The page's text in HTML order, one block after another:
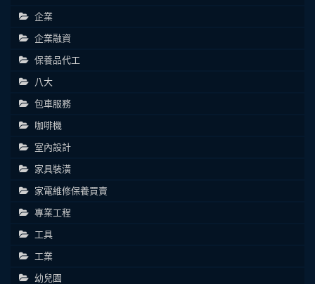
企業
企業融資
保養品代工
八大
包車服務
咖啡機
室內設計
家具裝潢
家電維修保養買賣
專業工程
工具
工業
幼兒園